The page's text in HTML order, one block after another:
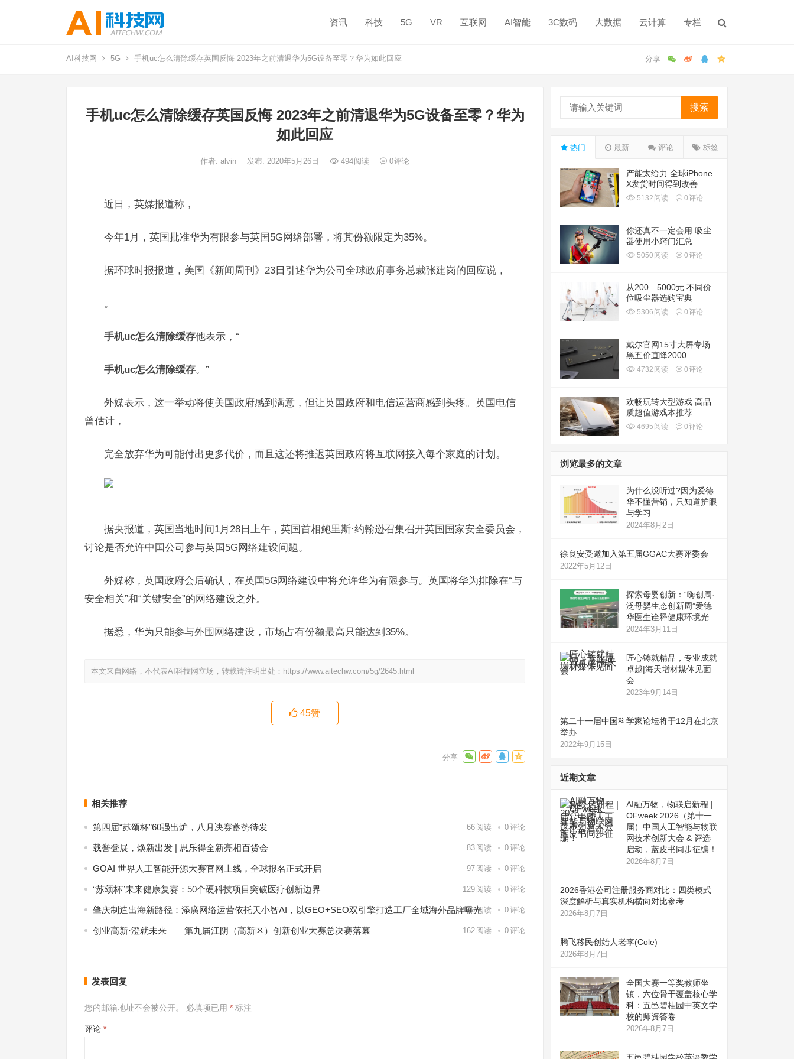
资讯 科技 5G VR 互联网 AI智能 3C数码 大数据 云计算 专栏
AI科技网 5G 手机uc怎么清除缓存英国反悔 2023年之前清退华为5G设备至零？华为如此回应
手机uc怎么清除缓存英国反悔 2023年之前清退华为5G设备至零？华为
如此回应
作者: alvin 发布: 2020年5月26日 494阅读 0评论
近日，英媒报道称，
今年1月，英国批准华为有限参与英国5G网络部署，将其份额限定为35%。
据环球时报报道，美国《新闻周刊》23日引述华为公司全球政府事务总裁张建岗的回应说，
。
手机uc怎么清除缓存他表示，“
手机uc怎么清除缓存。”
外媒表示，这一举动将使美国政府感到满意，但让英国政府和电信运营商感到头疼。英国电信
曾估计，
完全放弃华为可能付出更多代价，而且这还将推迟英国政府将互联网接入每个家庭的计划。
据央报道，英国当地时间1月28日上午，英国首相鲍里斯·约翰逊召集召开英国国家安全委员会，
讨论是否允许中国公司参与英国5G网络建设问题。
外媒称，英国政府会后确认，在英国5G网络建设中将允许华为有限参与。英国将华为排除在“与
安全相关”和“关键安全”的网络建设之外。
据悉，华为只能参与外围网络建设，市场占有份额最高只能达到35%。
本文来自网络，不代表AI科技网立场，转载请注明出处： https://www.aitechw.com/5g/2645.html
45赞
相关推荐
第四届“苏颂杯”60强出炉，八月决赛蓄势待发 66 阅读 0评论
载誉登展，焕新出发 | 思乐得全新亮相百货会 83 阅读 0评论
GOAI 世界人工智能开源大赛官网上线，全球报名正式开启 97 阅读 0评论
“苏颂杯”未来健康复赛：50个硬科技项目突破医疗创新边界 129 阅读 0评论
肇庆制造出海新路径：添廣网络运营依托天小智AI，以GEO+SEO双引擎打造工厂全域海外品牌曝光
146阅读 0评论
创业高新·澄就未来——第九届江阴（高新区）创新创业大赛总决赛落幕 162 阅读 0评论
发表回复
您的邮箱地址不会被公开。 必填项已用 * 标注
评论 *
搜索
热门 最新 评论 标签
产能太给力 全球iPhone
X发货时间得到改善
5132 阅读 0评论
你还真不一定会用 吸尘
器使用小窍门汇总
5050 阅读 0评论
从200—5000元 不同价
位吸尘器选购宝典
5306 阅读 0评论
戴尔官网15寸大屏专场
黑五价直降2000
4732 阅读 0评论
欢畅玩转大型游戏 高品
质超值游戏本推荐
4695 阅读 0评论
浏览最多的文章
为什么没听过?因为爱德
华不懂营销，只知道护眼
与学习
2024年8月2日
徐良安受邀加入第五届GGAC大赛评委会
2022年5月12日
探索母婴创新：“嗨创周·
泛母婴生态创新周”爱德
华医生诠释健康环境光
2024年3月11日
匠心铸就精品，专业成就
卓越|海天增材媒体见面
会
2023年9月14日
第二十一届中国科学家论坛将于12月在北京
举办
2022年9月15日
近期文章
AI融万物，物联启新程 |
OFweek 2026（第十一
届）中国人工智能与物联
网技术创新大会 & 评选
启动，蓝皮书同步征编！
2026年8月7日
2026香港公司注册服务商对比：四类模式
深度解析与真实机构横向对比参考
2026年8月7日
腾飞移民创始人老李(Cole)
2026年8月7日
全国大赛一等奖教师坐
镇，六位骨干覆盖核心学
科：五邑碧桂园中英文学
校的师资答卷
2026年8月7日